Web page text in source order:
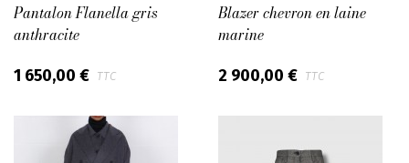
Pantalon Flanella gris
anthracite
1 650,00 € TTC
Blazer chevron en laine
marine
2 900,00 € TTC